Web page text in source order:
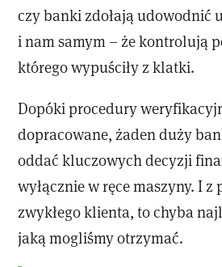
czy banki zdołają udowodnić
i nam samym – że kontrolują
którego wypuściły z klatki.
Dopóki procedury
dopracowane, żaden duży
oddać kluczowych decyzji
wyłącznie w ręce maszyny. I
zwykłego klienta, to chyba
jaką mogliśmy otrzymać.